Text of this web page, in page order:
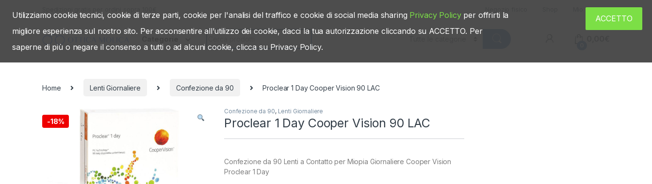
Mio account
Search for:
Home Lenti Giornaliere Confezione da 90 Proclear 1 Day Cooper Vision 90 LAC
-18%
Confezione da 90, Lenti Giornaliere
Proclear 1 Day Cooper Vision 90 LAC
Confezione da 90 Lenti a Contatto per Miopia Giornaliere Cooper Vision
Proclear 1 Day
Utilizziamo cookie tecnici, cookie di terze parti, cookie per l'analisi del traffico e cookie di social media sharing Privacy Policyper offrirti la
migliore esperienza sul nostro sito. Per acconsentire all’utilizzo dei cookie, dacci la tua autorizzazione cliccando su ACCETTO. Per
saperne di più o negare il consenso a tutti o ad alcuni cookie, clicca su Privacy Policy.
ACCETTO